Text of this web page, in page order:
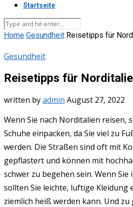
Startseite
Home Gesundheit Reisetipps für
Gesundheit
Reisetipps für
written byadmin August 27, 2022
Wenn Sie nach Norditalien reisen,
Schuhe einpacken, da Sie viel zu
werden. Die Straßen sind oft mit
gepflastert und können mit
schwer zu begehen sein. Wenn Sie
sollten Sie leichte, luftige Kleidung
ziemlich heiß werden kann. Und zu